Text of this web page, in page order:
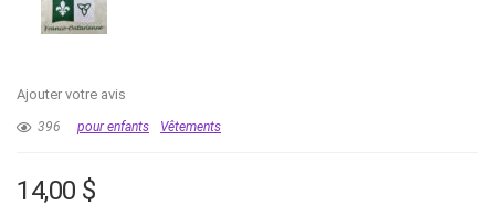
Ajouter votre avis
396 pour enfants Vêtements
14,00 $